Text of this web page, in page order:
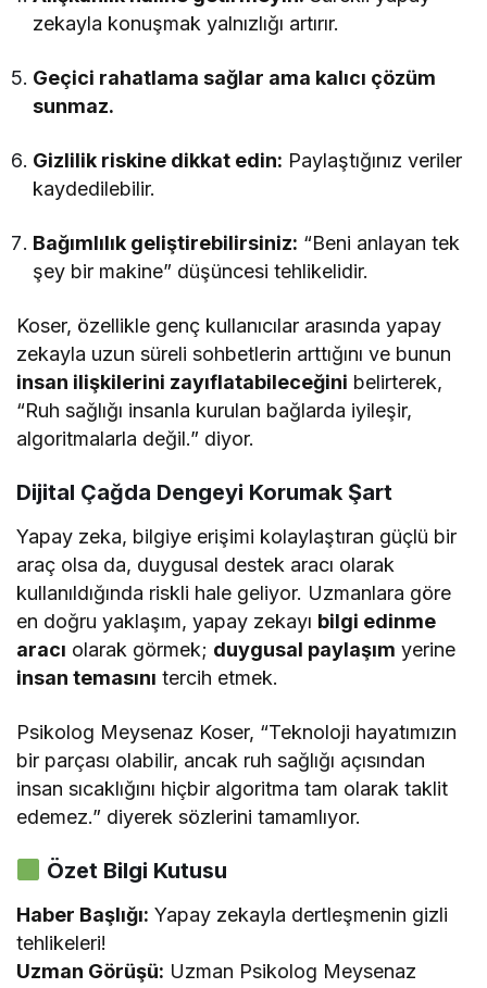
zekayla konuşmak yalnızlığı artırır.
Geçici rahatlama sağlar ama kalıcı çözüm
sunmaz.
Gizlilik riskine dikkat edin: Paylaştığınız veriler
kaydedilebilir.
Bağımlılık geliştirebilirsiniz: “Beni anlayan tek
şey bir makine” düşüncesi tehlikelidir.
Koser, özellikle genç kullanıcılar arasında yapay
zekayla uzun süreli sohbetlerin arttığını ve bunun
insan ilişkilerini zayıflatabileceğini belirterek,
“Ruh sağlığı insanla kurulan bağlarda iyileşir,
algoritmalarla değil.” diyor.
Dijital Çağda Dengeyi Korumak Şart
Yapay zeka, bilgiye erişimi kolaylaştıran güçlü bir
araç olsa da, duygusal destek aracı olarak
kullanıldığında riskli hale geliyor. Uzmanlara göre
en doğru yaklaşım, yapay zekayı bilgi edinme
aracı olarak görmek; duygusal paylaşım yerine
insan temasını tercih etmek.
Psikolog Meysenaz Koser, “Teknoloji hayatımızın
bir parçası olabilir, ancak ruh sağlığı açısından
insan sıcaklığını hiçbir algoritma tam olarak taklit
edemez.” diyerek sözlerini tamamlıyor.
Özet Bilgi Kutusu
Haber Başlığı: Yapay zekayla dertleşmenin gizli
tehlikeleri!
Uzman Görüşü: Uzman Psikolog Meysenaz